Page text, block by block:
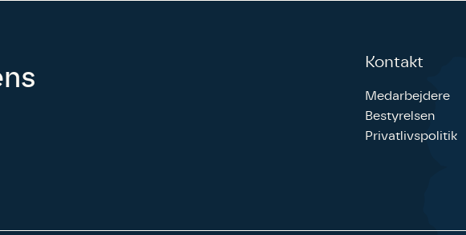
Kontakt
Medarbejdere
Bestyrelsen
Privatlivspolitik